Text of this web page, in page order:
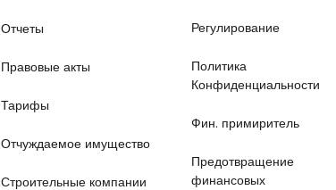
Отчеты
Правовые акты
Тарифы
Отчуждаемое имущество
Строительные компании
Регулирование
Политика
Конфиденциальности
Фин. примиритель
Предотвращение
финансовых